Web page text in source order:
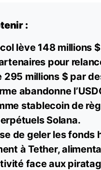
:
lève 148 millions
pour
295 millions $ par
abandonne
stablecoin de
Solana.
de geler les fonds
à Tether,
face aux